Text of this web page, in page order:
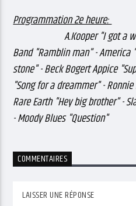
Programmation 2e heure:
A.Kooper "I got a
Band "Ramblin man" -
stone" - Beck Bogert Appice
"Song for a dreammer" -
Rare Earth "Hey big brother" -
- Moody Blues "Question"
COMMENTAIRES
LAISSER UNE RÉPONSE